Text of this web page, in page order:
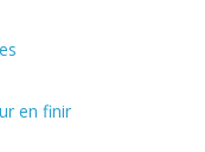
en finir